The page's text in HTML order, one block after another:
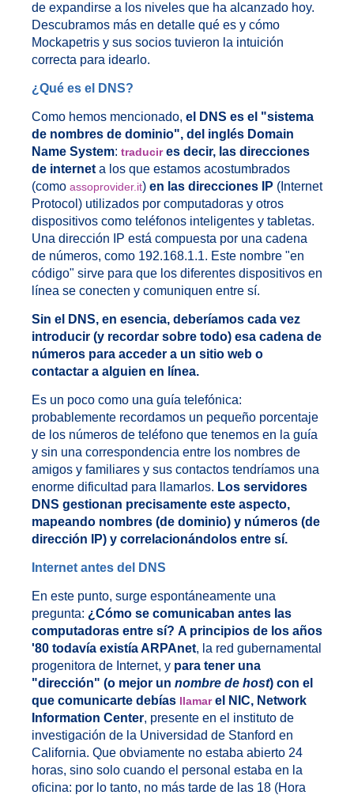
de expandirse a los niveles que ha alcanzado hoy.
Descubramos más en detalle qué es y cómo
Mockapetris y sus socios tuvieron la intuición
correcta para idearlo.
¿Qué es el DNS?
Como hemos mencionado, el DNS es el "sistema
de nombres de dominio", del inglés Domain
Name System: traducires decir, las direcciones
de internet a los que estamos acostumbrados
(como assoprovider.it) en las direcciones IP (Internet
Protocol) utilizados por computadoras y otros
dispositivos como teléfonos inteligentes y tabletas.
Una dirección IP está compuesta por una cadena
de números, como 192.168.1.1. Este nombre "en
código" sirve para que los diferentes dispositivos en
línea se conecten y comuniquen entre sí.
Sin el DNS, en esencia, deberíamos cada vez
introducir (y recordar sobre todo) esa cadena de
números para acceder a un sitio web o
contactar a alguien en línea.
Es un poco como una guía telefónica:
probablemente recordamos un pequeño porcentaje
de los números de teléfono que tenemos en la guía
y sin una correspondencia entre los nombres de
amigos y familiares y sus contactos tendríamos una
enorme dificultad para llamarlos. Los servidores
DNS gestionan precisamente este aspecto,
mapeando nombres (de dominio) y números (de
dirección IP) y correlacionándolos entre sí.
Internet antes del DNS
En este punto, surge espontáneamente una
pregunta: ¿Cómo se comunicaban antes las
computadoras entre sí? A principios de los años
'80 todavía existía ARPAnet, la red gubernamental
progenitora de Internet, y para tener una
"dirección" (o mejor un nombre de host) con el
que comunicarte debías llamarel NIC, Network
Information Center, presente en el instituto de
investigación de la Universidad de Stanford en
California. Que obviamente no estaba abierto 24
horas, sino solo cuando el personal estaba en la
oficina: por lo tanto, no más tarde de las 18 (Hora